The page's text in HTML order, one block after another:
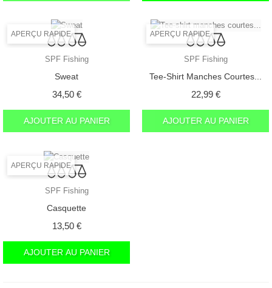
APERÇU RAPIDE
SPF Fishing
Sweat
34,50 €Prix
AJOUTER AU PANIER
APERÇU RAPIDE
SPF Fishing
Tee-Shirt Manches Courtes...
22,99 €Prix
AJOUTER AU PANIER
APERÇU RAPIDE
SPF Fishing
Casquette
13,50 €Prix
AJOUTER AU PANIER